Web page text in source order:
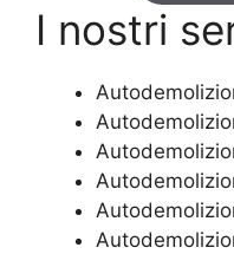
I nostri